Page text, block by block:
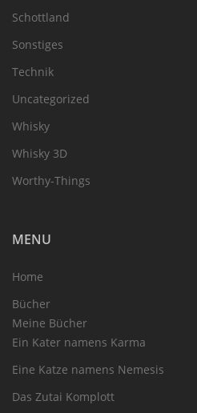
Schottland
Sonstiges
Technik
Uncategorized
Whisky
Whisky 3D
Worthy-Things
MENU
Home
Bücher
Meine Bücher
Ein Kater namens Karma
Eine Katze namens Nemesis
Das Zutai Komplott